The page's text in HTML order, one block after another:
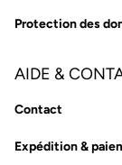
Protection des
AIDE &
Contact
Expédition &